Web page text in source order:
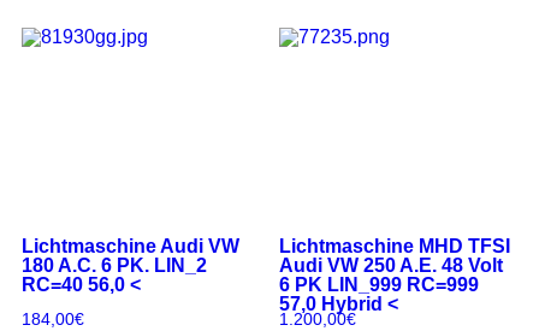
Lichtmaschine Audi VW
180 A.C. 6 PK. LIN_2
RC=40 56,0 <
184,00€
Lichtmaschine MHD TFSI
Audi VW 250 A.E. 48 Volt
6 PK LIN_999 RC=999
57,0 Hybrid <
1.200,00€